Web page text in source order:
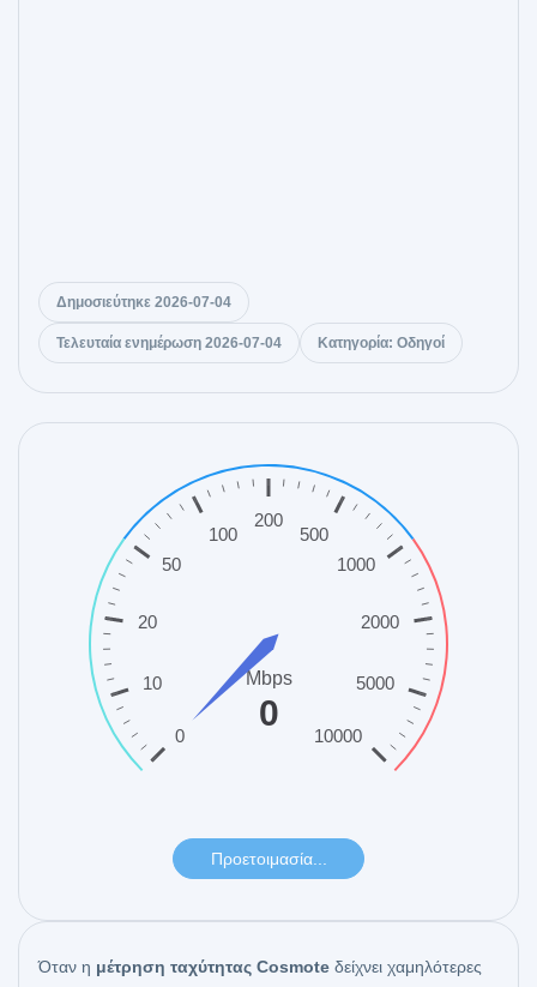
Δημοσιεύτηκε 2026-07-04
Τελευταία ενημέρωση 2026-07-04 Κατηγορία: Οδηγοί
Όταν η μέτρηση ταχύτητας Cosmote δείχνει χαμηλότερες